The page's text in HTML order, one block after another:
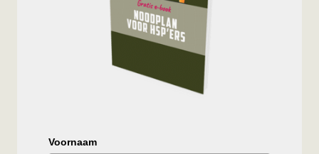
Voornaam